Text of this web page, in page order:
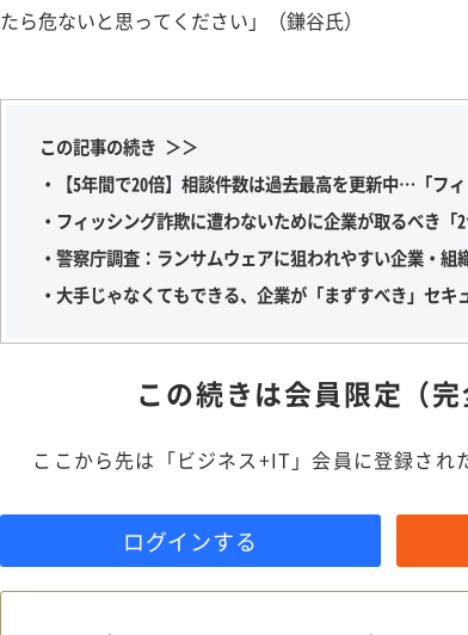
たら危ないと思ってください」（鎌谷氏）
この記事の続き ＞＞
・【5年間で20倍】相談件数は過去最高を更新中…「フ
・フィッシング詐欺に遭わないために企業が取るべき「2
・警察庁調査：ランサムウェアに狙われやすい企業・組
・大手じゃなくてもできる、企業が「まずすべき」セキ
この続きは会員限定（
ここから先は「ビジネス+IT」会員に登録され
ログインする